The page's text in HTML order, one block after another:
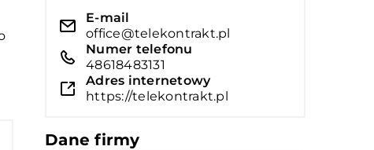
E-mail
office@telekontrakt.pl
Numer telefonu
48618483131
Adres internetowy
https://telekontrakt.pl
Dane firmy